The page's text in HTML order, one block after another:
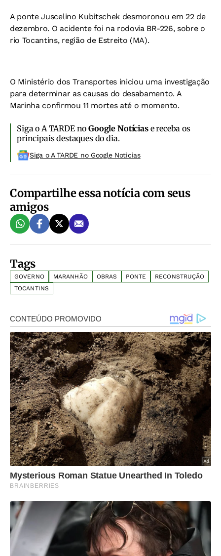
A ponte Juscelino Kubitschek desmoronou em 22 de
dezembro. O acidente foi na rodovia BR-226, sobre o
rio Tocantins, região de Estreito (MA).
O Ministério dos Transportes iniciou uma investigação
para determinar as causas do desabamento. A
Marinha confirmou 11 mortes até o momento.
Siga o A TARDE noGoogle Notíciase receba os
principais destaques do dia.
Siga o A TARDE no Google Noticias
Compartilhe essa notícia com seus
amigos
Tags
GOVERNO MARANHÃO OBRAS PONTE
RECONSTRUÇÃO
TOCANTINS